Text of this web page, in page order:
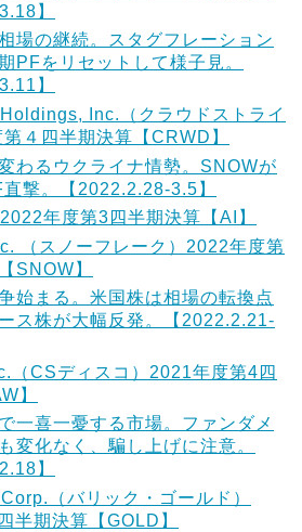
】
場の継続。スタグフレーション
PFをリセットして様子見。
】
Inc.（クラウドストライ
４四半期決算【CRWD】
わるウクライナ情勢。SNOWが
撃。【2022.2.28-3.5】
年度第3四半期決算【AI】
（スノーフレーク）2022年度第
SNOW】
始まる。米国株は相場の転換点
ス株が大幅反発。【2022.2.21-
（CSディスコ）2021年度第4四
】
一喜一憂する市場。ファンダメ
変化なく、騙し上げに注意。
】
（バリック・ゴールド）
半期決算【GOLD】